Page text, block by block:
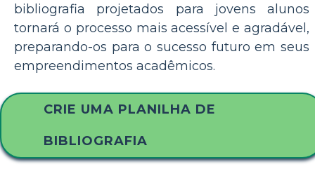
bibliografia projetados para jovens alunos
tornará o processo mais acessível e agradável,
preparando-os para o sucesso futuro em seus
empreendimentos acadêmicos.
CRIE UMA PLANILHA DE
BIBLIOGRAFIA